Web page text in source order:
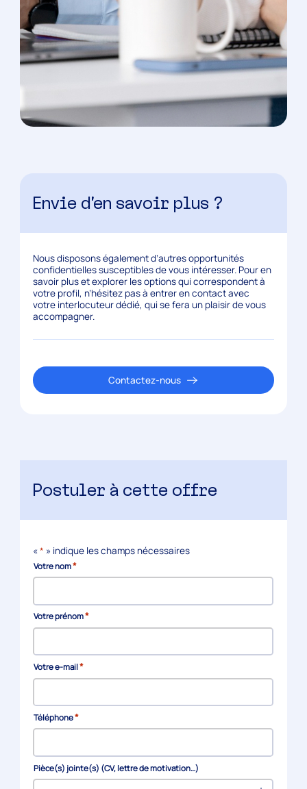
Envie d’en savoir plus ?
Nous disposons également d’autres opportunités
confidentielles susceptibles de vous intéresser. Pour en
savoir plus et explorer les options qui correspondent à
votre profil, n’hésitez pas à entrer en contact avec
votre interlocuteur dédié, qui se fera un plaisir de vous
accompagner.
Contactez-nous
Postuler à cette offre
«* » indique les champs nécessaires
Votre nom*
Votre prénom*
Votre e-mail*
Téléphone*
Pièce(s) jointe(s) (CV, lettre de motivation…)